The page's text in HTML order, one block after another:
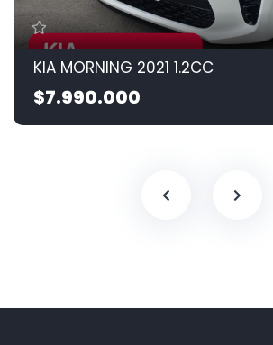
KIA MORNING 2021 1.2CC
$7.990.000